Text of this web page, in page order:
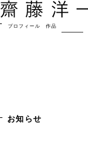
プロフィール 作品
お知らせ